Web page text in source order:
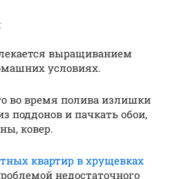
выращиванием
условиях.
во время полива излишки
поддонов и пачкать обои,
ковер.
квартир в хрущевках
недостаточного